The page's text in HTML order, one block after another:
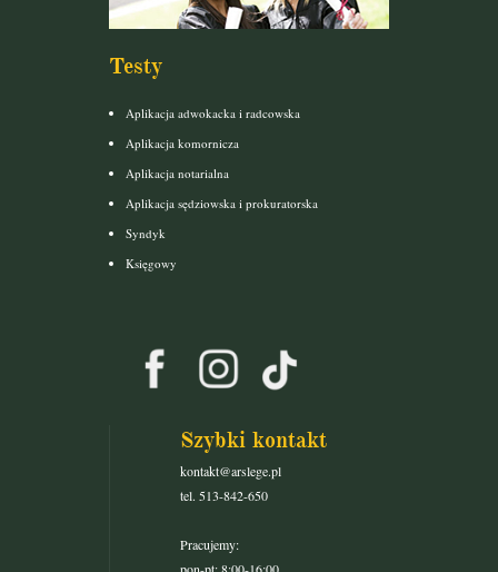
Testy
Aplikacja adwokacka i radcowska
Aplikacja komornicza
Aplikacja notarialna
Aplikacja sędziowska i prokuratorska
Syndyk
Księgowy
Szybki kontakt
kontakt@arslege.pl
tel. 513-842-650
Pracujemy: